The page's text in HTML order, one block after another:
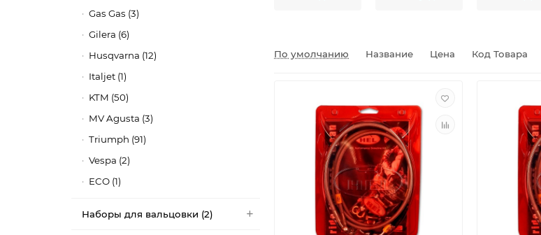
Gas Gas (3)
Gilera (6)
Husqvarna (12)
Italjet (1)
KTM (50)
MV Agusta (3)
Triumph (91)
Vespa (2)
ECO (1)
Наборы для вальцовки (2)
По умолчанию Название Цена Код Товара